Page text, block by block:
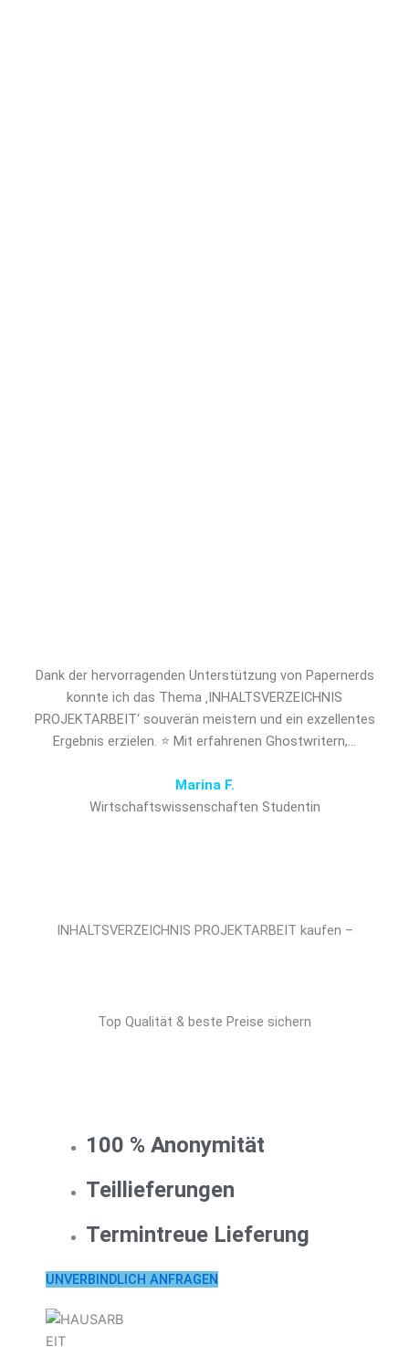
Dank der hervorragenden Unterstützung von Papernerds
konnte ich das Thema ‚INHALTSVERZEICHNIS
PROJEKTARBEIT‘ souverän meistern und ein exzellentes
Ergebnis erzielen. ⭐ Mit erfahrenen Ghostwritern,…
Marina F.
Wirtschaftswissenschaften Studentin
INHALTSVERZEICHNIS PROJEKTARBEIT kaufen –
Top Qualität & beste Preise sichern
100 % Anonymität
Teillieferungen
Termintreue Lieferung
UNVERBINDLICH ANFRAGEN